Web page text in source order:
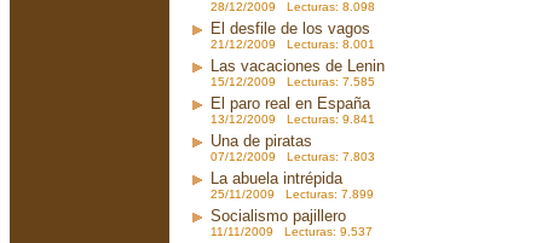
28/12/2009 Lecturas: 8.098
El desfile de los vagos
21/12/2009 Lecturas: 8.001
Las vacaciones de Lenin
15/12/2009 Lecturas: 7.585
El paro real en España
13/12/2009 Lecturas: 9.841
Una de piratas
07/12/2009 Lecturas: 7.803
La abuela intrépida
25/11/2009 Lecturas: 7.899
Socialismo pajillero
11/11/2009 Lecturas: 9.537